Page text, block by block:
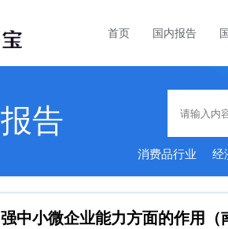
首页 国内报告
告
消费品行业 经
中小微企业能力方面的作用